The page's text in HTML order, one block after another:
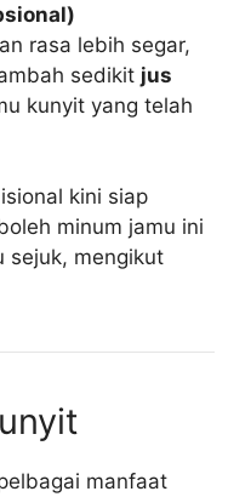
rasa lebih segar,
sedikit jus
kunyit yang telah
kini siap
minum jamu ini
sejuk, mengikut
manfaat